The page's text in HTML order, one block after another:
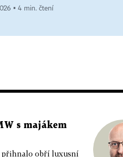
▪ 4 min. čtení
s majákem
přihnalo obří luxusní